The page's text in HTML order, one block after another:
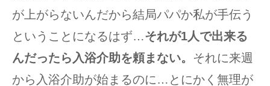
が上がらないんだから結局パパか私が手伝う
ということになるはず…それが1人で出来る
んだったら入浴介助を頼まない。 それに来週
から入浴介助が始まるのに…とにかく無理が